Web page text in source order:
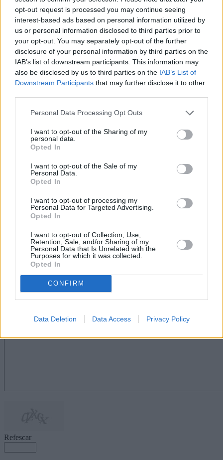
opt-out request is processed you may continue seeing
interest-based ads based on personal information utilized by
us or personal information disclosed to third parties prior to
your opt-out. You may separately opt-out of the further
disclosure of your personal information by third parties on the
IAB’s list of downstream participants. This information may
also be disclosed by us to third parties on the IAB’s List of
Downstream Participants that may further disclose it to other
Personal Data Processing Opt Outs
I want to opt-out of the Sharing of my
personal data.
Opted In
I want to opt-out of the Sale of my
Personal Data.
Opted In
I want to opt-out of processing my
Personal Data for Targeted Advertising.
Opted In
I want to opt-out of Collection, Use,
Retention, Sale, and/or Sharing of my
Personal Data that Is Unrelated with the
Purposes for which it was collected.
Opted In
CONFIRM
Data Deletion Data Access Privacy Policy
por el 94.17 por ciento de síes; ya no
es el país en el que los militares tenían
un poder omnímodo y cada día
amenazaban con un golpe de estado;
ya no es el país en que nos contaron a
todos el cuento de la "modélica
transición".
Afortunadamente, ha aumentado el
sociedad ha viajado y no habla de
formado en otros países con amplia
podemos informar por medios
alternativos a través de las redes
Ahora es mucho más difícil blanquear
la monarquía. Y el proceso
democrático para debatir y acordar la
reforma constitucional, para acordar
qué forma de Estado deseamos como
sociedad, es imparable.
No se pueden poner puertas al campo.
Manuel Marrero Morales, portavoz del
Grupo Parlamentario Sí Podemos
Canarias
Escribir un comentario
(requerido)
Refescar